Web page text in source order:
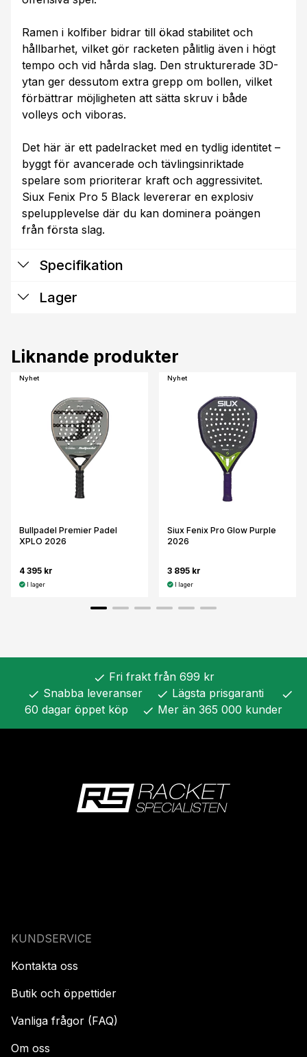
Ramen i kolfiber bidrar till ökad stabilitet och
hållbarhet, vilket gör racketen pålitlig även i högt
tempo och vid hårda slag. Den strukturerade 3D-
ytan ger dessutom extra grepp om bollen, vilket
förbättrar möjligheten att sätta skruv i både
volleys och viboras.
Det här är ett padelracket med en tydlig identitet –
byggt för avancerade och tävlingsinriktade
spelare som prioriterar kraft och aggressivitet.
Siux Fenix Pro 5 Black levererar en explosiv
spelupplevelse där du kan dominera poängen
från första slag.
Specifikation
Lager
Liknande produkter
Nyhet
Bullpadel Premier Padel
XPLO 2026
4 395 kr
I lager
Nyhet
Siux Fenix Pro Glow Purple
2026
3 895 kr
I lager
check Fri frakt från 699 kr
check Snabba leveranser check Lägsta prisgaranti check
60 dagar öppet köp check Mer än 365 000 kunder
KUNDSERVICE
Kontakta oss
Butik och öppettider
Vanliga frågor (FAQ)
Om oss